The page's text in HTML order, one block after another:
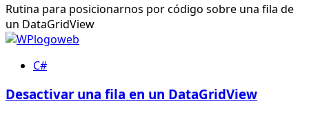
Rutina para posicionarnos por código sobre una fila de
un DataGridView
C#
Desactivar una fila en un DataGridView